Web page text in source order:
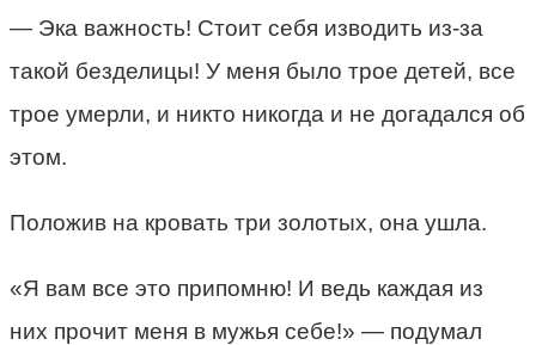
— Эка важность! Стоит себя изводить из-за
такой безделицы! У меня было трое детей, все
трое умерли, и никто никогда и не догадался об
этом.
Положив на кровать три золотых, она ушла.
«Я вам все это припомню! И ведь каждая из
них прочит меня в мужья себе!» — подумал